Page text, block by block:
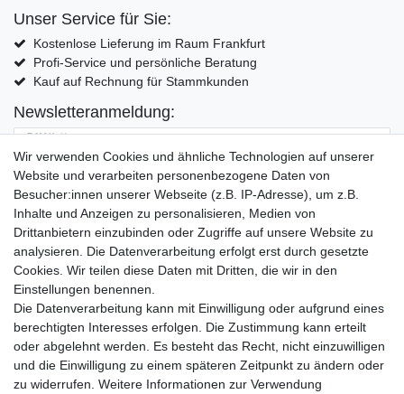
Unser Service für Sie:
Kostenlose Lieferung im Raum Frankfurt
Profi-Service und persönliche Beratung
Kauf auf Rechnung für Stammkunden
Newsletteranmeldung:
E-MAIL **
Hiermit bestätige ich, dass ich die Daten­schutz­erklärung
Einwilligung kann ich jederzeit widerrufen.**
Abonnieren
** Hierbei handelt es sich um ein Pflichtfeld.
Widerrufs­recht Widerrufs­formular Impressum
Daten­schutz­erklärung AGB Kontakt
Wir verwenden Cookies und ähnliche Technologien auf unserer
Website und verarbeiten personenbezogene Daten von
Besucher:innen unserer Webseite (z.B. IP-Adresse), um z.B.
Inhalte und Anzeigen zu personalisieren, Medien von
Drittanbietern einzubinden oder Zugriffe auf unsere Website zu
analysieren. Die Datenverarbeitung erfolgt erst durch gesetzte
Cookies. Wir teilen diese Daten mit Dritten, die wir in den
Einstellungen benennen.
Die Datenverarbeitung kann mit Einwilligung oder aufgrund eines
berechtigten Interesses erfolgen. Die Zustimmung kann erteilt
oder abgelehnt werden. Es besteht das Recht, nicht einzuwilligen
und die Einwilligung zu einem späteren Zeitpunkt zu ändern oder
zu widerrufen. Weitere Informationen zur Verwendung